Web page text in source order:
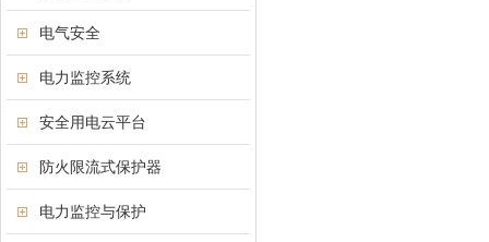
电气安全
电力监控系统
安全用电云平台
防火限流式保护器
电力监控与保护